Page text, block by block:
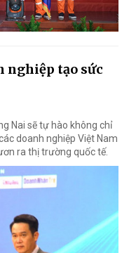
nghiệp tạo sức
Nai sẽ tự hào không chỉ
doanh nghiệp Việt Nam
ra thị trường quốc tế.